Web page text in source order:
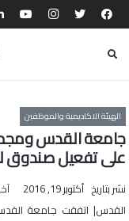
الهيئة الاكاديمية والموظفين
جامعة القدس
على تفعيل صندوق
نشر بتاريخ أكتوبر 19, 2016
القدس| اتفقت جامعة